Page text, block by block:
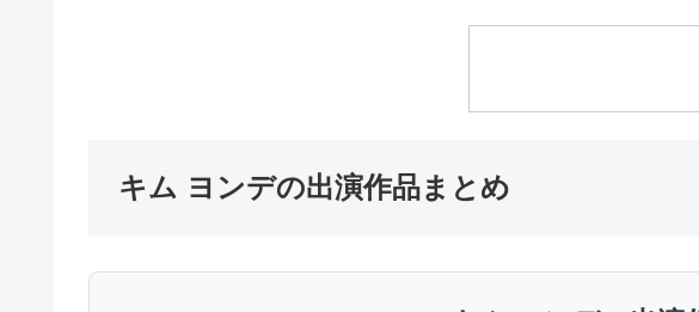
キム ヨンデの出演作品まとめ